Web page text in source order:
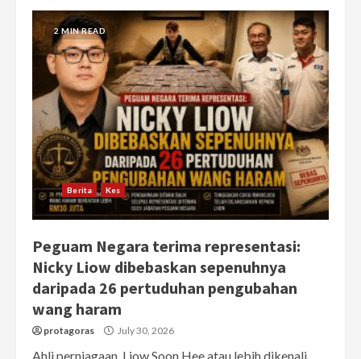
2 MIN READ
Berita Kes
Peguam Negara terima representasi:
Nicky Liow dibebaskan sepenuhnya
daripada 26 pertuduhan pengubahan
wang haram
protagoras July 30, 2026
Ahli perniagaan, Liow Soon Hee atau lebih dikenali